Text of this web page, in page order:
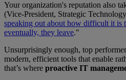
Your organization's reputation also
(Vice-President, Strategic
speaking out about how difficult it is
eventually, they leave."
Unsurprisingly enough, top
modern, efficient tools that enable
that’s where proactive IT